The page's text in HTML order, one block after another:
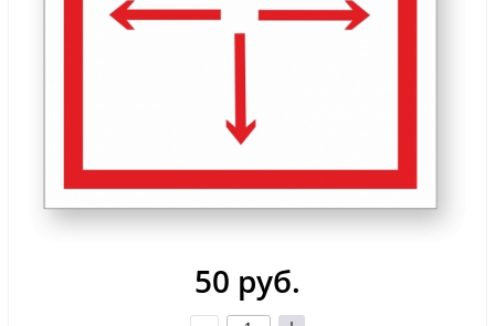
50 руб.